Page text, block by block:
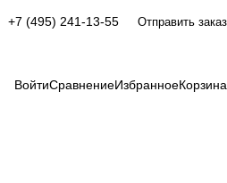
+7 (495) 241-13-55 Отправить заказ
ВойтиСравнениеИзбранноеКорзина